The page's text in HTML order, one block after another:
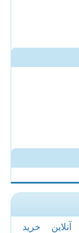
آنلاین خرید